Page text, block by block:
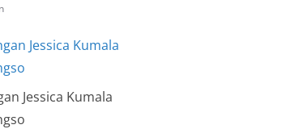
Jessica Kumala